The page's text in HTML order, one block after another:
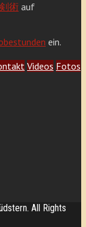
術auf
ein.
Videos Fotos
All Rights